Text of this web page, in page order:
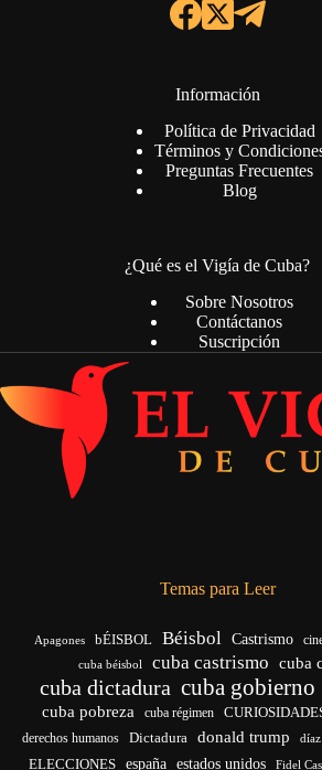
Información
Política de Privacidad
Términos y
Preguntas Frecuentes
Blog
¿Qué es el Vigía de Cuba?
Sobre Nosotros
Contáctanos
Suscripción
Temas para Leer
Apagones bÉISBOL Béisbol Castrismo
cuba béisbol cuba castrismo cuba
cuba dictadura cuba gobierno
cuba pobreza cuba régimen
derechos humanos Dictadura donald trump
ELECCIONES españa estados unidos Fidel